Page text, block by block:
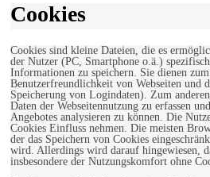
Cookies
Cookies sind kleine Dateien, die es
der Nutzer (PC, Smartphone o.ä.)
Informationen zu speichern. Sie dienen
Benutzerfreundlichkeit von Webseiten und
Speicherung von Logindaten). Zum
Daten der Webseitennutzung zu erfassen
Angebotes analysieren zu können. Die
Cookies Einfluss nehmen. Die meisten
der das Speichern von Cookies
wird. Allerdings wird darauf hingewiesen,
insbesondere der Nutzungskomfort ohne